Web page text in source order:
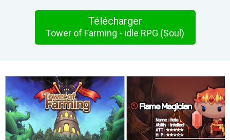
Télécharger
Tower of Farming - idle RPG (Soul)